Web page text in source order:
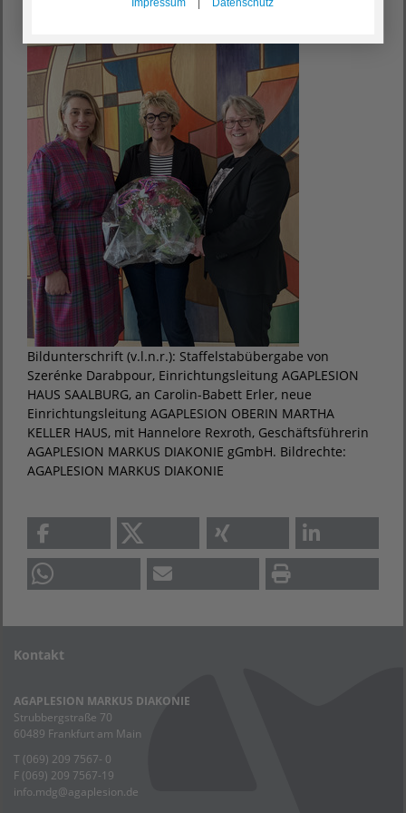
Bildunterschrift (v.l.n.r.): Staffelstabübergabe von
Szerénke Darabpour, Einrichtungsleitung AGAPLESION
HAUS SAALBURG, an Carolin-Babett Erler, neue
Einrichtungsleitung AGAPLESION OBERIN MARTHA
KELLER HAUS, mit Hannelore Rexroth, Geschäftsführerin
AGAPLESION MARKUS DIAKONIE gGmbH. Bildrechte:
AGAPLESION MARKUS DIAKONIE
Kontakt
AGAPLESION MARKUS DIAKONIE
Strubbergstraße 70
60489 Frankfurt am Main
T (069) 209 7567- 0
F (069) 209 7567-19
info.mdg@agaplesion.de